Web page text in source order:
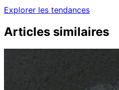
Explorer les tendances
Articles similaires